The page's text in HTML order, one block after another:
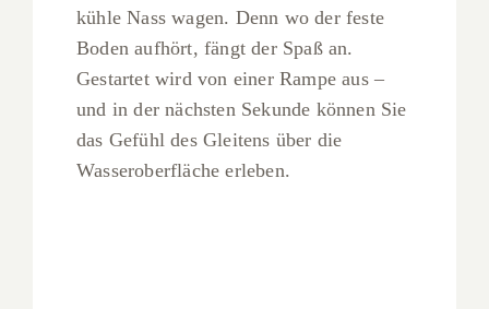
kühle Nass wagen. Denn wo der feste
Boden aufhört, fängt der Spaß an.
Gestartet wird von einer Rampe aus –
und in der nächsten Sekunde können Sie
das Gefühl des Gleitens über die
Wasseroberfläche erleben.